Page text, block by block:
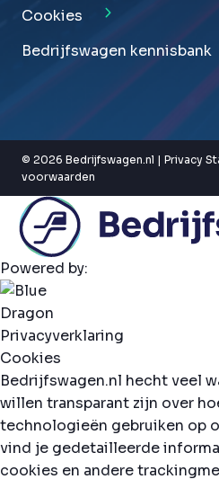
Cookies
Bedrijfswagen kennisbank
© 2026 Bedrijfswagen.nl | Privacy
voorwaarden
Powered by:
Privacyverklaring
Cookies
Bedrijfswagen.nl hecht veel
willen transparant zijn over
technologieën gebruiken op
vind je gedetailleerde
cookies en andere